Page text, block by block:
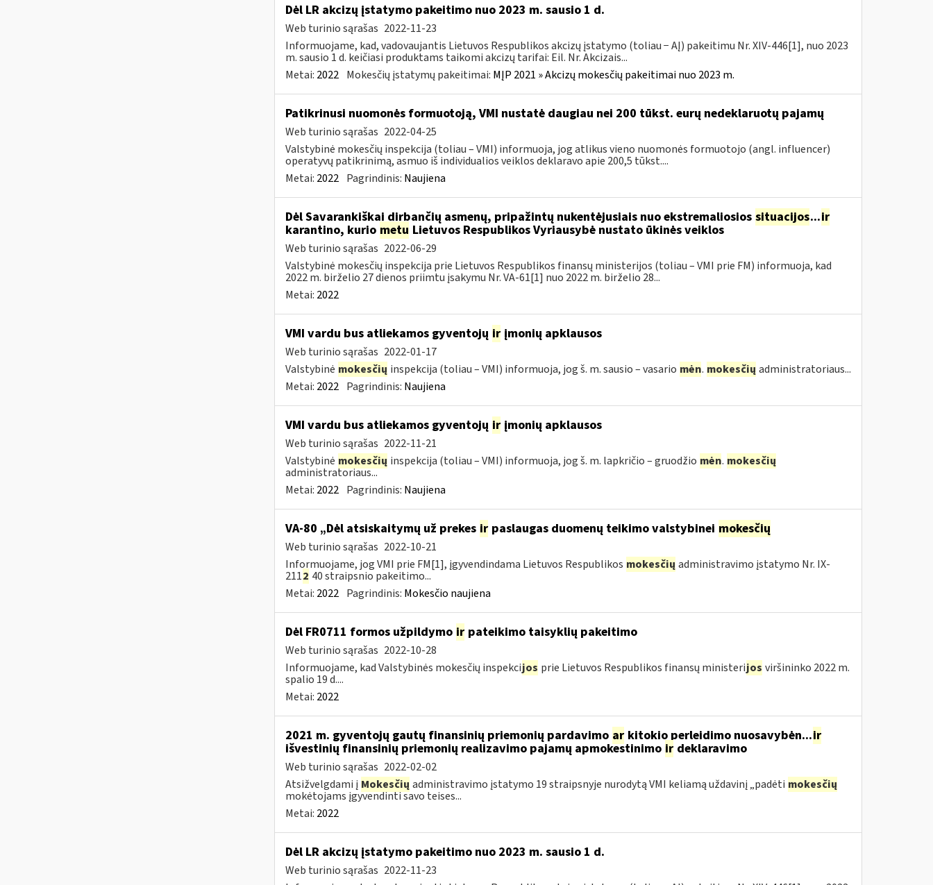
Dėl LR akcizų įstatymo pakeitimo nuo 2023 m. sausio 1 d.
Web turinio sąrašas 2022-11-23
Informuojame, kad, vadovaujantis Lietuvos Respublikos akcizų įstatymo (toliau − AĮ) pakeitimu Nr. XIV-446[1], nuo 2023
m. sausio 1 d. keičiasi produktams taikomi akcizų tarifai: Eil. Nr. Akcizais...
Metai: 2022 Mokesčių įstatymų pakeitimai: MĮP 2021 » Akcizų mokesčių pakeitimai nuo 2023 m.
Patikrinusi nuomonės formuotoją, VMI nustatė daugiau nei 200 tūkst. eurų nedeklaruotų pajamų
Web turinio sąrašas 2022-04-25
Valstybinė mokesčių inspekcija (toliau – VMI) informuoja, jog atlikus vieno nuomonės formuotojo (angl. influencer)
operatyvų patikrinimą, asmuo iš individualios veiklos deklaravo apie 200,5 tūkst....
Metai: 2022 Pagrindinis: Naujiena
Dėl Savarankiškai dirbančių asmenų, pripažintų nukentėjusiais nuo ekstremaliosios situacijos...ir
karantino, kurio metu Lietuvos Respublikos Vyriausybė nustato ūkinės veiklos
Web turinio sąrašas 2022-06-29
Valstybinė mokesčių inspekcija prie Lietuvos Respublikos finansų ministerijos (toliau – VMI prie FM) informuoja, kad
2022 m. birželio 27 dienos priimtu įsakymu Nr. VA-61[1] nuo 2022 m. birželio 28...
Metai: 2022
VMI vardu bus atliekamos gyventojų irįmonių apklausos
Web turinio sąrašas 2022-01-17
Valstybinė mokesčių inspekcija (toliau – VMI) informuoja, jog š. m. sausio – vasario mėn. mokesčių administratoriaus...
Metai: 2022 Pagrindinis: Naujiena
VMI vardu bus atliekamos gyventojų irįmonių apklausos
Web turinio sąrašas 2022-11-21
Valstybinė mokesčių inspekcija (toliau – VMI) informuoja, jog š. m. lapkričio – gruodžio mėn. mokesčių
administratoriaus...
Metai: 2022 Pagrindinis: Naujiena
VA-80 „Dėl atsiskaitymų už prekes irpaslaugas duomenų teikimo valstybinei mokesčių
Web turinio sąrašas 2022-10-21
Informuojame, jog VMI prie FM[1], įgyvendindama Lietuvos Respublikos mokesčių administravimo įstatymo Nr. IX-
2112 40 straipsnio pakeitimo...
Metai: 2022 Pagrindinis: Mokesčio naujiena
Dėl FR0711 formos užpildymo irpateikimo taisyklių pakeitimo
Web turinio sąrašas 2022-10-28
Informuojame, kad Valstybinės mokesčių inspekcijos prie Lietuvos Respublikos finansų ministerijos viršininko 2022 m.
spalio 19 d....
Metai: 2022
2021 m. gyventojų gautų finansinių priemonių pardavimo arkitokio perleidimo nuosavybėn...ir
išvestinių finansinių priemonių realizavimo pajamų apmokestinimo irdeklaravimo
Web turinio sąrašas 2022-02-02
Atsižvelgdami į Mokesčių administravimo įstatymo 19 straipsnyje nurodytą VMI keliamą uždavinį „padėti mokesčių
mokėtojams įgyvendinti savo teises...
Metai: 2022
Dėl LR akcizų įstatymo pakeitimo nuo 2023 m. sausio 1 d.
Web turinio sąrašas 2022-11-23